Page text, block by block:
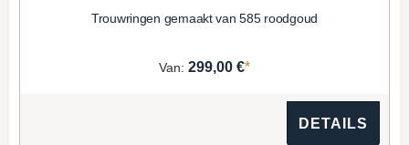
Trouwringen gemaakt van 585 roodgoud
Van: 299,00 €*
DETAILS